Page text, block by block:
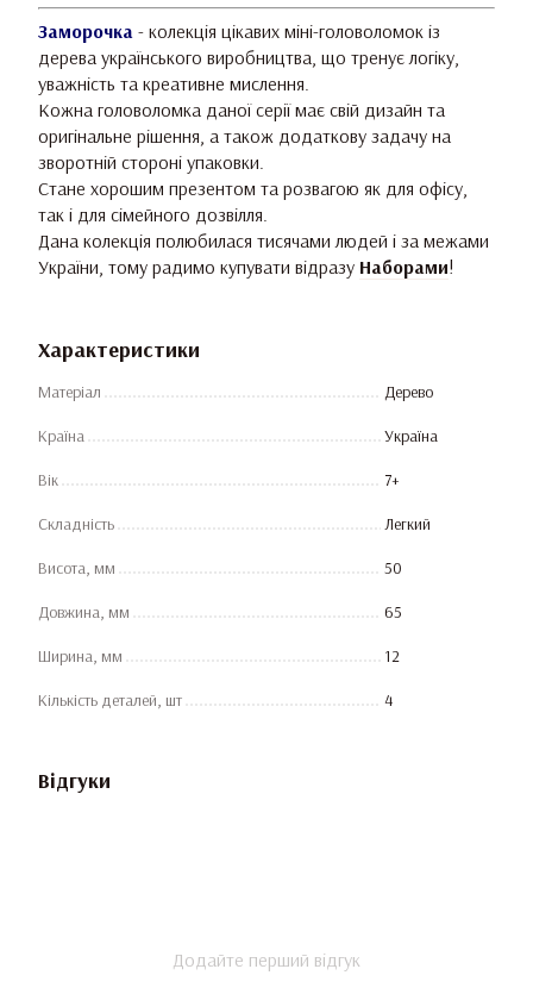
Заморочка - колекція цікавих міні-головоломок із
дерева українського виробництва, що тренує логіку,
уважність та креативне мислення.
Кожна головоломка даної серії має свій дизайн та
оригінальне рішення, а також додаткову задачу на
зворотній стороні упаковки.
Стане хорошим презентом та розвагою як для офісу,
так і для сімейного дозвілля.
Дана колекція полюбилася тисячами людей і за межами
України, тому радимо купувати відразу Наборами!
Характеристики
Матеріал Дерево
Країна Україна
Вік 7+
Складність Легкий
Висота, мм 50
Довжина, мм 65
Ширина, мм 12
Кількість деталей, шт 4
Відгуки
Додайте перший відгук